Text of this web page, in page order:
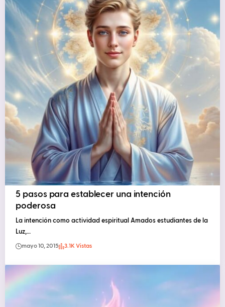
5 pasos para establecer una intención
poderosa
La intención como actividad espiritual Amados estudiantes de la
Luz,…
mayo 10, 2015 3.1K Vistas